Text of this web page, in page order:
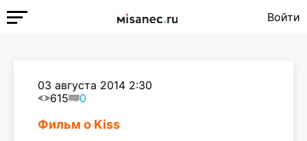
Войти
03 августа 2014 2:30
615
0
Фильм о Kiss